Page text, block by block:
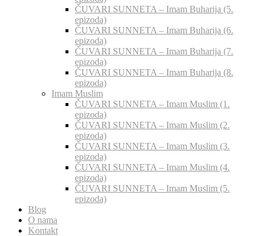
ČUVARI SUNNETA – Imam Buharija (5.
epizoda)
ČUVARI SUNNETA – Imam Buharija (6.
epizoda)
ČUVARI SUNNETA – Imam Buharija (7.
epizoda)
ČUVARI SUNNETA – Imam Buharija (8.
epizoda)
Imam Muslim
ČUVARI SUNNETA – Imam Muslim (1.
epizoda)
ČUVARI SUNNETA – Imam Muslim (2.
epizoda)
ČUVARI SUNNETA – Imam Muslim (3.
epizoda)
ČUVARI SUNNETA – Imam Muslim (4.
epizoda)
ČUVARI SUNNETA – Imam Muslim (5.
epizoda)
Blog
O nama
Kontakt